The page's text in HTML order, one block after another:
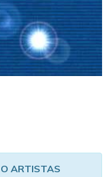
ARTISTAS